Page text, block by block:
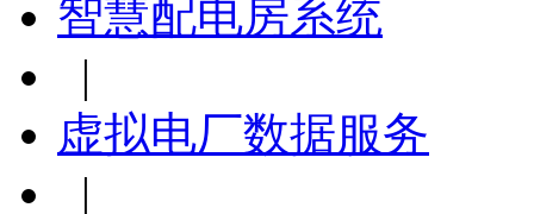
智慧配电房系统
|
虚拟电厂数据服务
|